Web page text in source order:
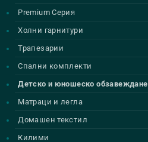
Premium Серия
Холни гарнитури
Трапезарии
Спални комплекти
Детско и юношеско обзавеждане
Матраци и легла
Домашен текстил
Килими